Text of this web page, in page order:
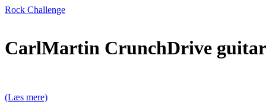
Rock Challenge
CarlMartin CrunchDrive
(Læs mere)